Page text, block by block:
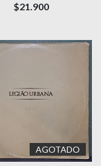
$21.900
AGOTADO